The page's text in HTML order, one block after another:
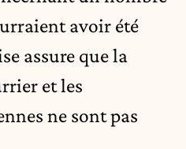
avoir été
assure que la
et les
ne sont pas